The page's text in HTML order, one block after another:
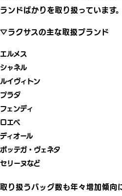
ランドばかりを取り扱っています。
▽ラクサスの主な取扱ブランド
エルメス
シャネル
ルイヴィトン
プラダ
フェンディ
ロエベ
ディオール
ボッテガ・ヴェネタ
セリーヌなど
取り扱うバッグ数も年々増加傾